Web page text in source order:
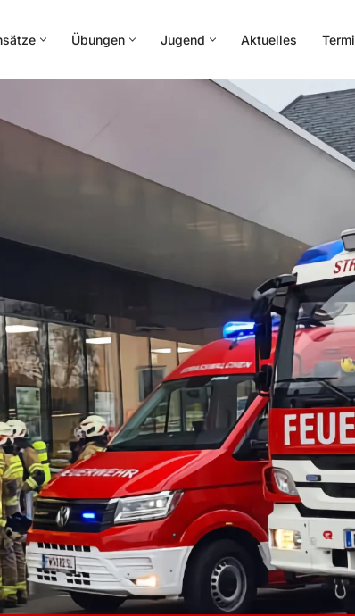
Übungen Jugend Aktuelles